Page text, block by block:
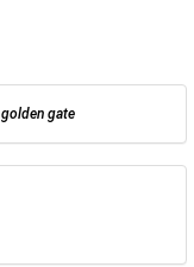
golden gate